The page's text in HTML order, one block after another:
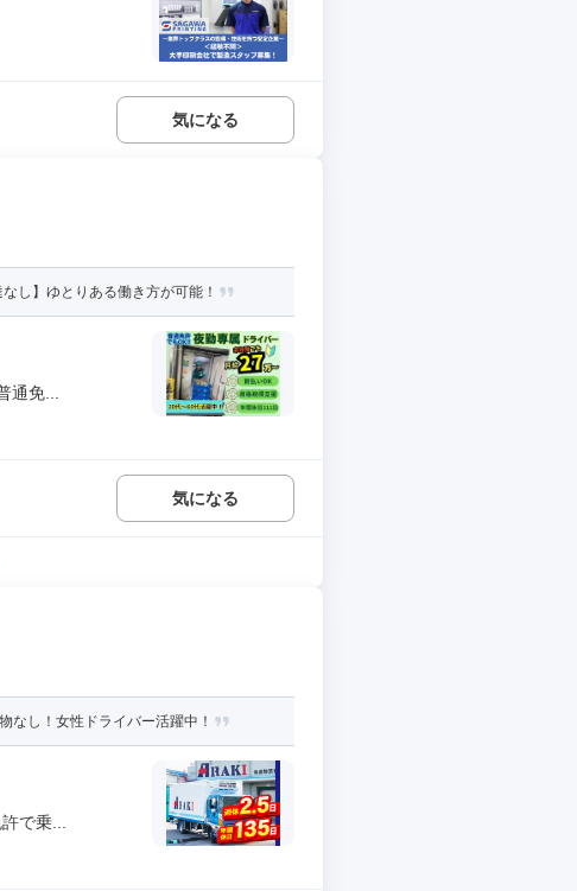
気になる
し】ゆとりある働き方が可能！
免...
気になる
なし！女性ドライバー活躍中！
で乗...